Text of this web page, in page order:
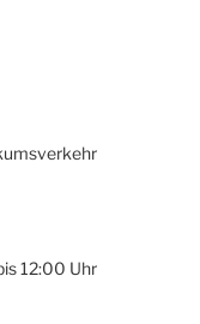
12:00 Uhr